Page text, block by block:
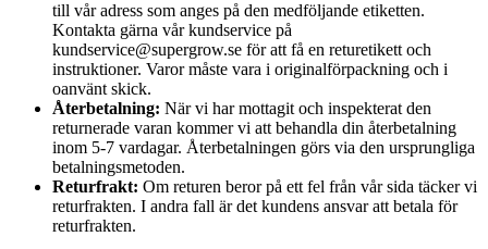
till vår adress som anges på den medföljande etiketten.
Kontakta gärna vår kundservice på
kundservice@supergrow.se för att få en returetikett och
instruktioner. Varor måste vara i originalförpackning och i
oanvänt skick.
Återbetalning: När vi har mottagit och inspekterat den
returnerade varan kommer vi att behandla din återbetalning
inom 5-7 vardagar. Återbetalningen görs via den ursprungliga
betalningsmetoden.
Returfrakt: Om returen beror på ett fel från vår sida täcker vi
returfrakten. I andra fall är det kundens ansvar att betala för
returfrakten.